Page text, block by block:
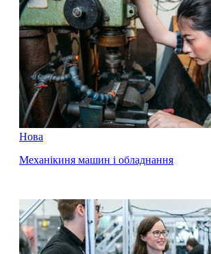
Нова
Механікиня машин і обладнання